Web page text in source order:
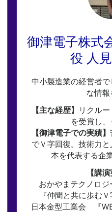
御津電子株
役 人
中小製造業の経営者
な情
【主な経歴】
リクル
を受賞し
【御津電子での実績】
でＶ字回復。技術力
本を代表する企
【講演
おかやまテクノロ
『仲間と共に歩む
日本金型工業会 『